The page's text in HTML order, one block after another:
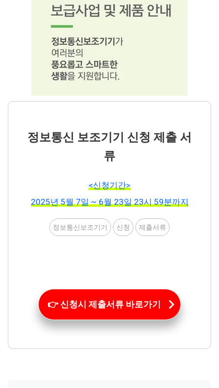
정보통신 보조기기 신청 제출 서
류
<신청기간>
2025년 5월 7일 ~ 6월 23일 23시 59분까지
정보통신보조기기 신청 제출서류
👉 신청시 제출서류 바로가기